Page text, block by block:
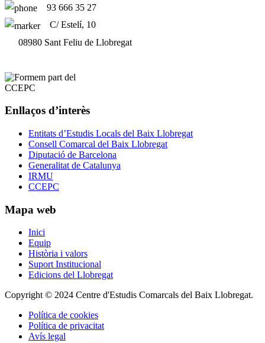
93 666 35 27
C/ Estelí, 10
08980 Sant Feliu de Llobregat
Enllaços d’interès
Entitats d’Estudis Locals del Baix Llobregat
Consell Comarcal del Baix Llobregat
Diputació de Barcelona
Generalitat de Catalunya
IRMU
CCEPC
Mapa web
Inici
Equip
Història i valors
Suport Institucional
Edicions del Llobregat
Copyright © 2024 Centre d'Estudis Comarcals del Baix Llobregat.
Política de cookies
Política de privacitat
Avís legal